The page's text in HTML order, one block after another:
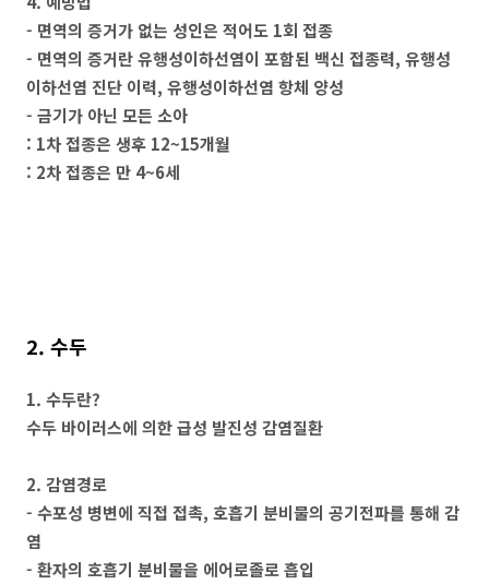
- 면역의 증거가 없는 성인은 적어도 1회 접종
- 면역의 증거란 유행성이하선염이 포함된 백신 접종력, 유행성
이하선염 진단 이력, 유행성이하선염 항체 양성
- 금기가 아닌 모든 소아
: 1차 접종은 생후 12~15개월
: 2차 접종은 만 4~6세
2. 수두
1. 수두란?
수두 바이러스에 의한 급성 발진성 감염질환
2. 감염경로
- 수포성 병변에 직접 접촉, 호흡기 분비물의 공기전파를 통해 감
염
- 환자의 호흡기 분비물을 에어로졸로 흡입